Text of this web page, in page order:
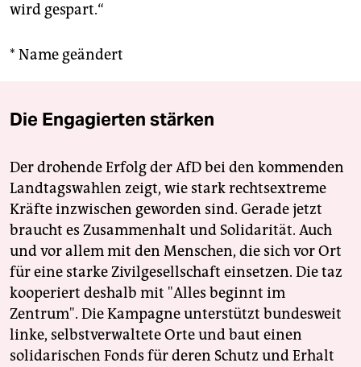
wird gespart.“
* Name geändert
Die Engagierten stärken
Der drohende Erfolg der AfD bei den kommenden
Landtagswahlen zeigt, wie stark rechtsextreme
Kräfte inzwischen geworden sind. Gerade jetzt
braucht es Zusammenhalt und Solidarität. Auch
und vor allem mit den Menschen, die sich vor Ort
für eine starke Zivilgesellschaft einsetzen. Die taz
kooperiert deshalb mit "Alles beginnt im
Zentrum". Die Kampagne unterstützt bundesweit
linke, selbstverwaltete Orte und baut einen
solidarischen Fonds für deren Schutz und Erhalt